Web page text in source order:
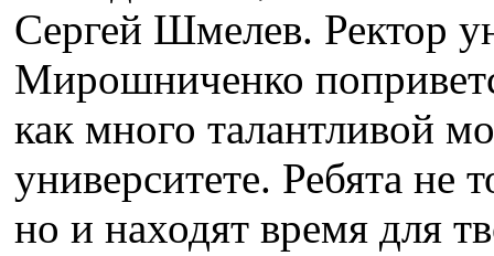
Сергей Шмелев. Ректор
Мирошниченко
как много талантливой
университете. Ребята не
но и находят время для